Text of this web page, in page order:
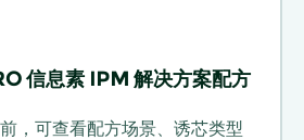
信息素 IPM 解决方案配方
，可查看配方场景、诱芯类型